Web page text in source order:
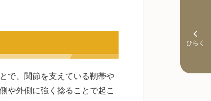
で、関節を支えている靭帯や
や外側に強く捻ることで起こ